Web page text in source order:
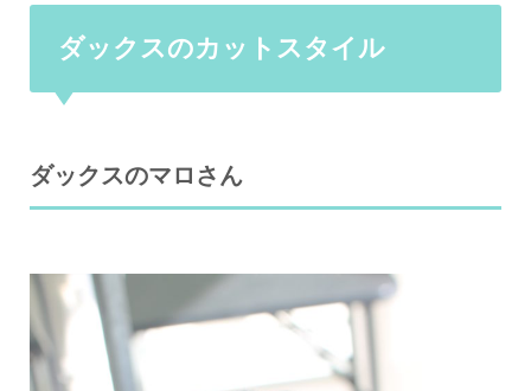
ダックスのカットスタイル
ダックスのマロさん